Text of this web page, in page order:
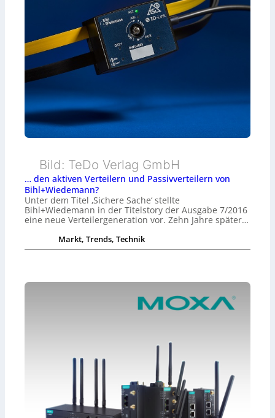
Bild: TeDo Verlag GmbH
… den aktiven Verteilern und Passivverteilern von
Bihl+Wiedemann?
Unter dem Titel ‚Sichere Sache‘ stellte
Bihl+Wiedemann in der Titelstory der Ausgabe 7/2016
eine neue Verteilergeneration vor. Zehn Jahre später…
Markt, Trends, Technik